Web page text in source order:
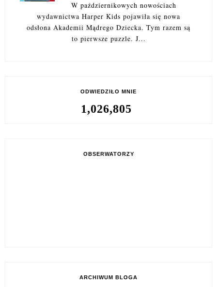
W październikowych nowościach
wydawnictwa Harper Kids pojawiła się nowa
odsłona Akademii Mądrego Dziecka. Tym razem są
to pierwsze puzzle. J...
ODWIEDZIŁO MNIE
1,026,805
OBSERWATORZY
ARCHIWUM BLOGA